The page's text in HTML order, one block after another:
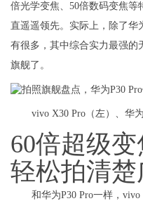
倍光学变焦、50倍数码变焦等
直遥遥领先。实际上，除了华
有很多，其中综合实力最强的
旗舰了。
vivo X30 Pro（左）、华
60倍超级
轻松拍清
和华为P30 Pro一样，